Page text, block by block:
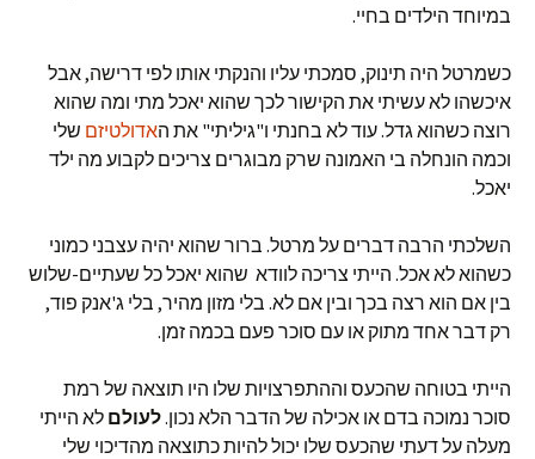
במיוחד הילדים בחיי.
כשמרטל היה תינוק, סמכתי עליו והנקתי אותו לפי דרישה, אבל
איכשהו לא עשיתי את הקישור לכך שהוא יאכל מתי ומה שהוא
רוצה כשהוא גדל. עוד לא בחנתי ו"גיליתי" את האדולטיזם שלי
וכמה הונחלה בי האמונה שרק מבוגרים צריכים לקבוע מה ילד
יאכל.
השלכתי הרבה דברים על מרטל. ברור שהוא יהיה עצבני כמוני
כשהוא לא אכל. הייתי צריכה לוודא שהוא יאכל כל שעתיים-שלוש
בין אם הוא רצה בכך ובין אם לא. בלי מזון מהיר, בלי ג'אנק פוד,
רק דבר אחד מתוק או עם סוכר פעם בכמה זמן.
הייתי בטוחה שהכעס וההתפרצויות שלו היו תוצאה של רמת
סוכר נמוכה בדם או אכילה של הדבר הלא נכון.לעולם לא הייתי
מעלה על דעתי שהכעס שלו יכול להיות כתוצאה מהדיכוי שלי